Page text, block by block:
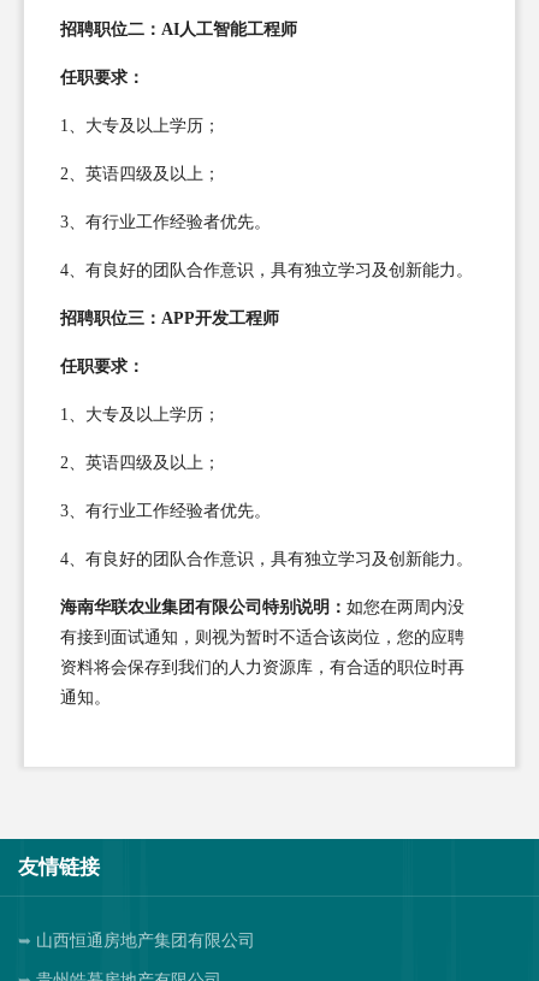
招聘职位二：AI人工智能工程师
任职要求：
1、大专及以上学历；
2、英语四级及以上；
3、有行业工作经验者优先。
4、有良好的团队合作意识，具有独立学习及创新能力。
招聘职位三：APP开发工程师
任职要求：
1、大专及以上学历；
2、英语四级及以上；
3、有行业工作经验者优先。
4、有良好的团队合作意识，具有独立学习及创新能力。
海南华联农业集团有限公司特别说明： 如您在两周内没
有接到面试通知，则视为暂时不适合该岗位，您的应聘
资料将会保存到我们的人力资源库，有合适的职位时再
通知。
友情链接
山西恒通房地产集团有限公司